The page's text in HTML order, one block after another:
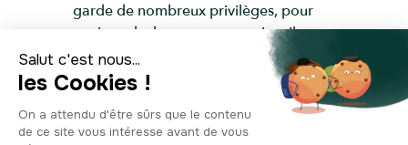
garde de nombreux privilèges, pour
avoir sa duchesse comme reine. Il y a
par exemple un lien entre ce mariage
et le fait que les Bretons raffolent du
beurre salé ! Autrefois, toutes les
mottes de beurre du pays contenaient